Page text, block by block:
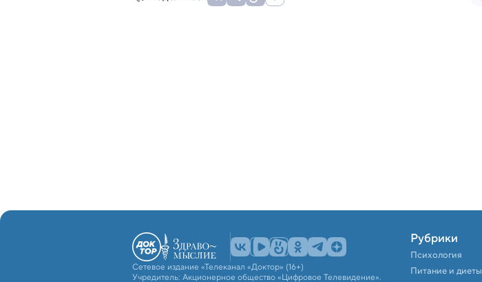
Сетевое издание «Телеканал «Доктор» (16+)
Учредитель: Акционерное общество «Цифровое Телевидение».
Рубрики
Психология
Питание и диеты